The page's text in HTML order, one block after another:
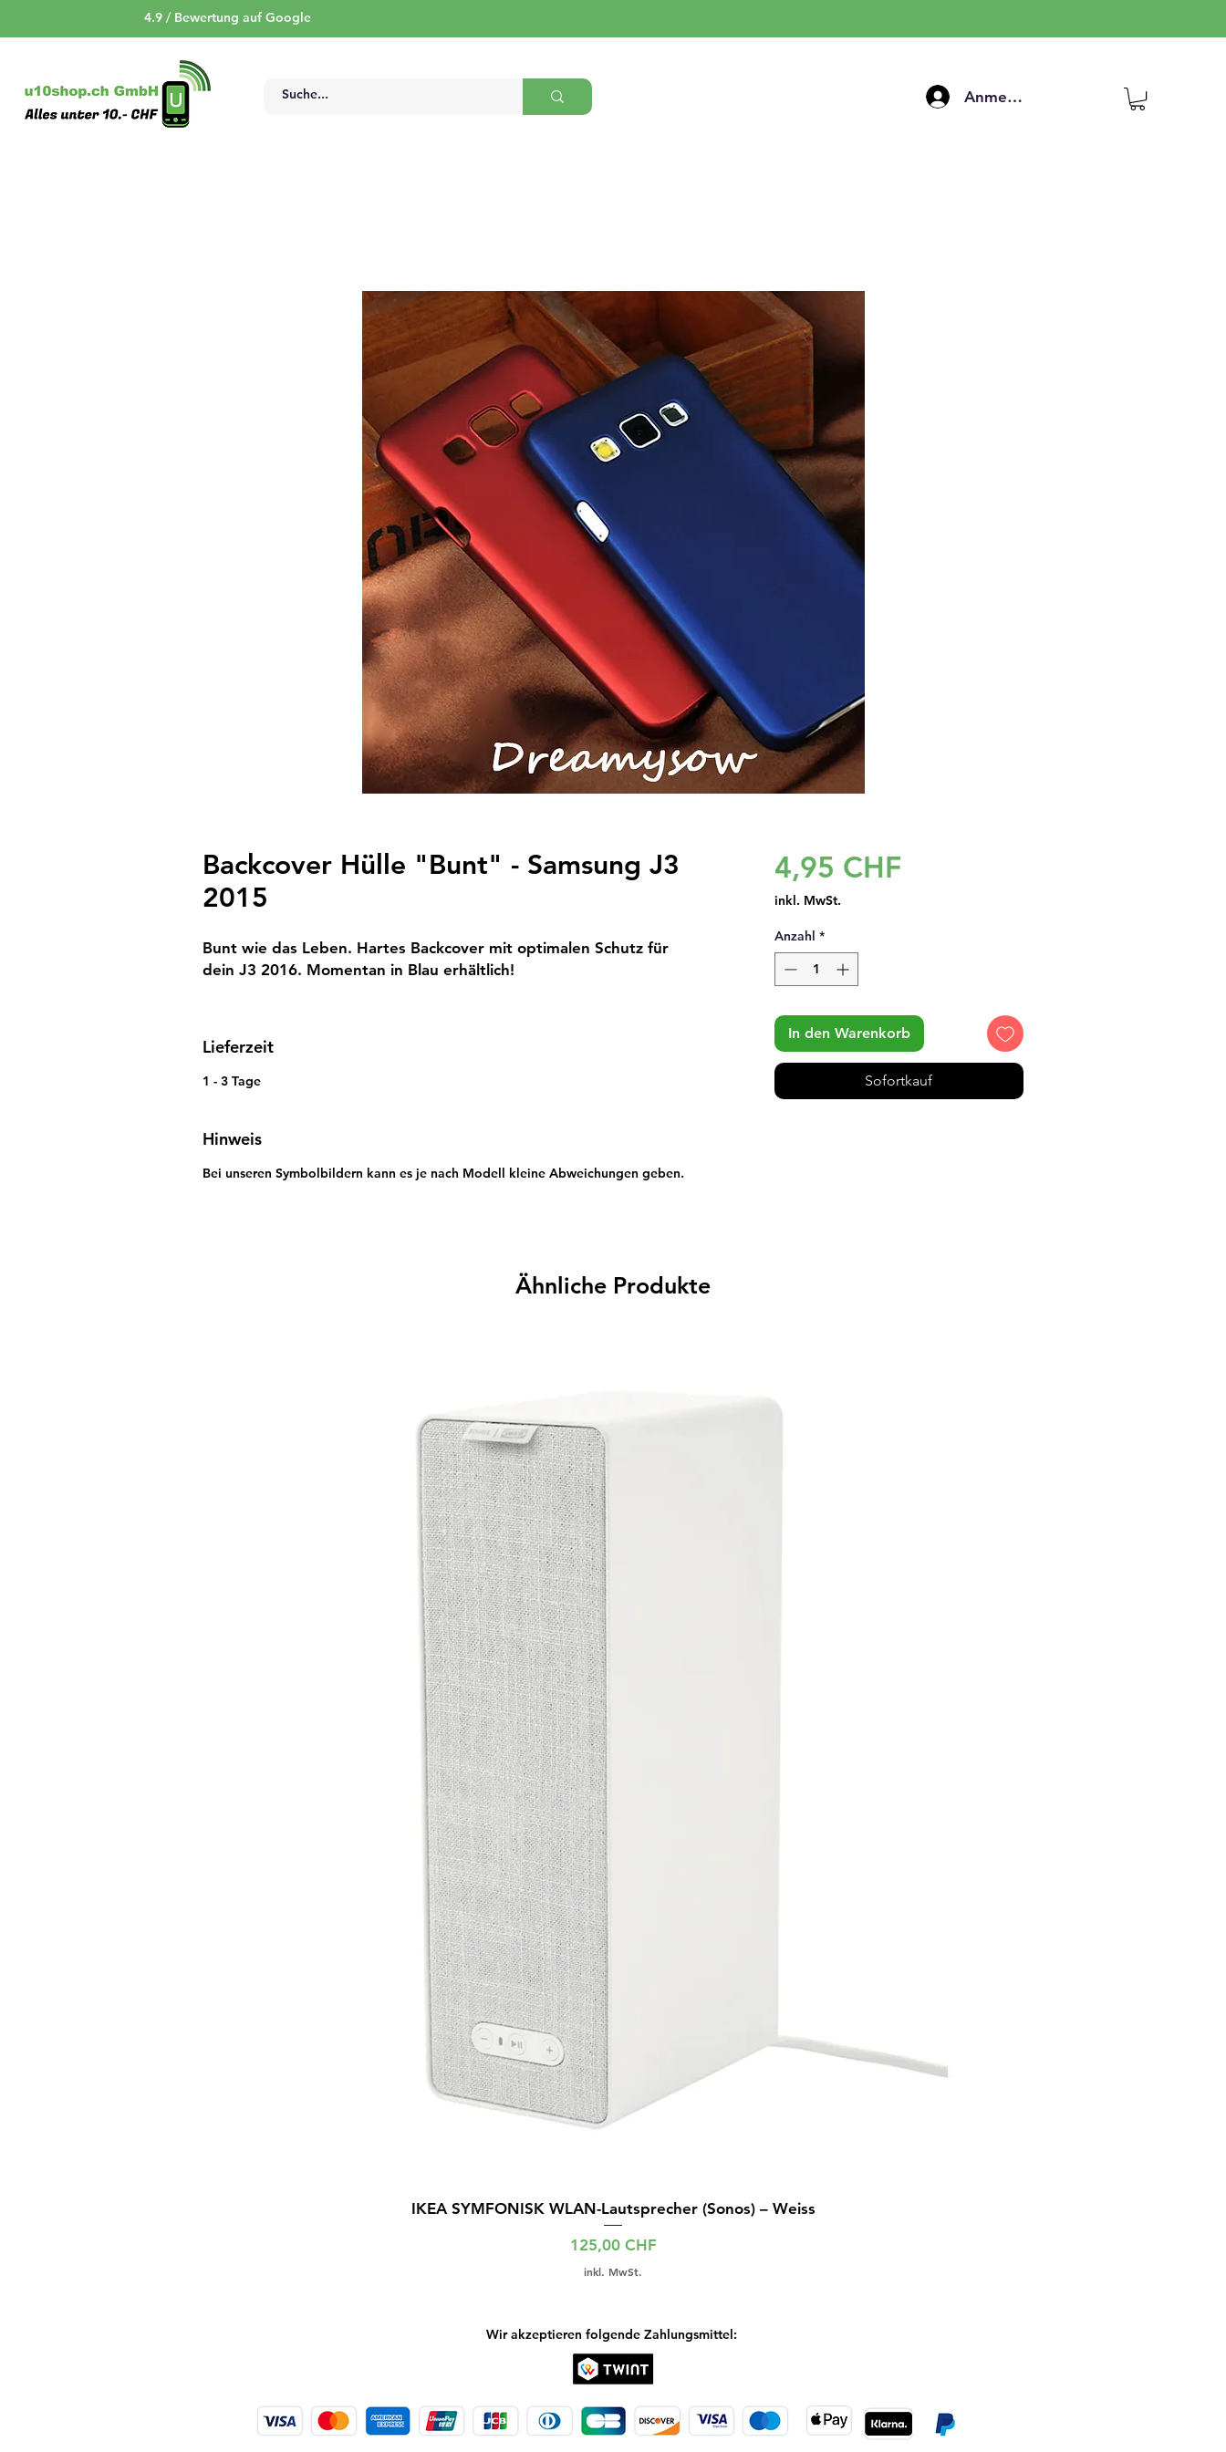
4.9 / Bewertung auf Google
Anmelden
Backcover Hülle "Bunt" - Samsung J3
2015
Bunt wie das Leben. Hartes Backcover mit optimalen Schutz für
dein J3 2016. Momentan in Blau erhältlich!
Lieferzeit
1 - 3 Tage
Hinweis
Bei unseren Symbolbildern kann es je nach Modell kleine Abweichungen geben.
4,95 CHFPreis
inkl. MwSt.
Anzahl *
In den Warenkorb
Sofortkauf
Ähnliche Produkte
IKEA SYMFONISK WLAN-Lautsprecher (Sonos) – Weiss
Preis
125,00 CHF
inkl. MwSt.
Wir akzeptieren folgende Zahlungsmittel: